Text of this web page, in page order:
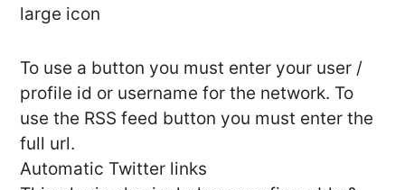
large icon
To use a button you must enter your user /
profile id or username for the network. To
use the RSS feed button you must enter the
full url.
Automatic Twitter links